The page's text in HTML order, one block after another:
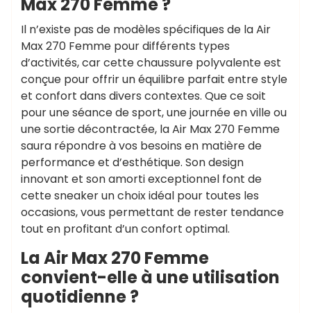
Il n’existe pas de modèles spécifiques de la Air
Max 270 Femme pour différents types
d’activités, car cette chaussure polyvalente est
conçue pour offrir un équilibre parfait entre style
et confort dans divers contextes. Que ce soit
pour une séance de sport, une journée en ville ou
une sortie décontractée, la Air Max 270 Femme
saura répondre à vos besoins en matière de
performance et d’esthétique. Son design
innovant et son amorti exceptionnel font de
cette sneaker un choix idéal pour toutes les
occasions, vous permettant de rester tendance
tout en profitant d’un confort optimal.
La Air Max 270 Femme
convient-elle à une utilisation
quotidienne ?